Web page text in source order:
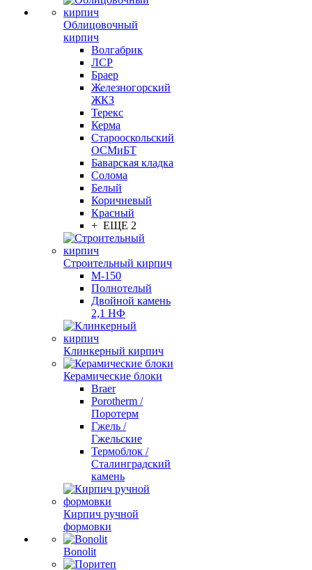
Облицовочный
кирпич
Волгабрик
ЛСР
Браер
Железногорский
ЖКЗ
Терекс
Керма
Старооскольский
ОСМиБТ
Баварская кладка
Солома
Белый
Коричневый
Красный
+ ЕЩЕ 2
Строительный кирпич
М-150
Полнотелый
Двойной камень
2,1 НФ
Клинкерный кирпич
Керамические блоки
Braer
Porotherm /
Поротерм
Гжель /
Гжельские
Термоблок /
Сталинградский
камень
Кирпич ручной
формовки
Bonolit